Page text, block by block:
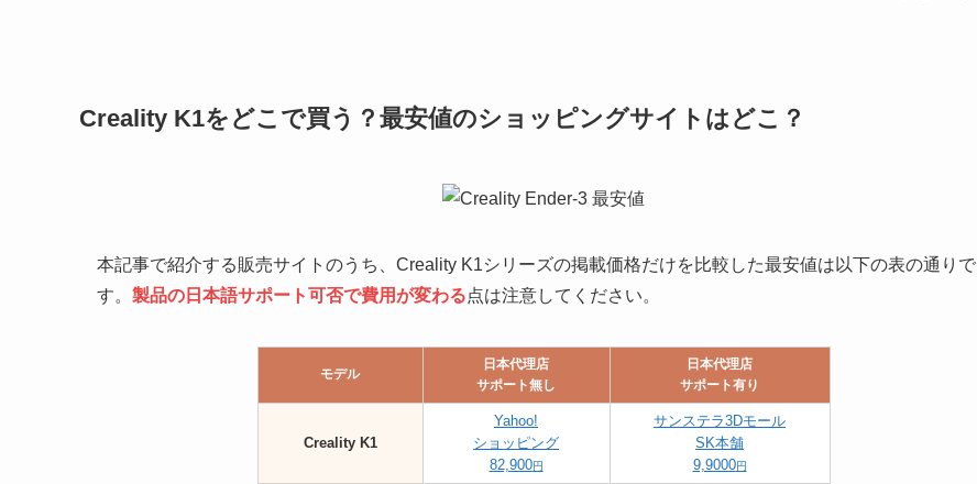
Creality K1をどこで買う？最安値のショッピングサイトはどこ？
本記事で紹介する販売サイトのうち、Creality K1シリーズの掲載価格だけを比較した最安値は以下の表の通りで
す。 製品の日本語サポート可否で費用が変わる点は注意してください。
モデル
日本代理店
サポート無し
日本代理店
サポート有り
Creality K1
Yahoo!
ショッピング
82,900円
サンステラ3Dモール
SK本舗
9,9000円